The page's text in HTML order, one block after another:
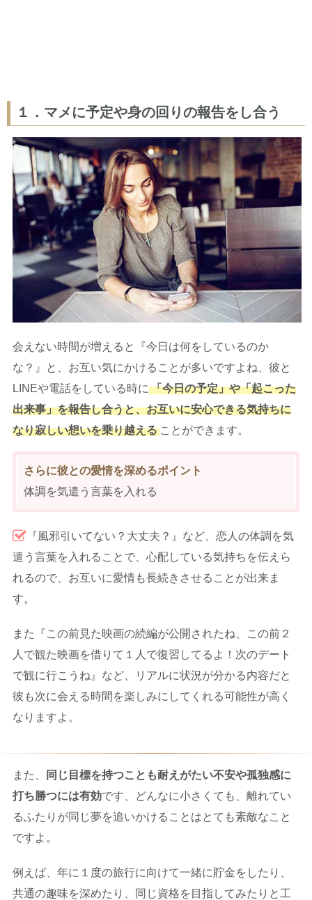
１．マメに予定や身の回りの報告をし合う
会えない時間が増えると『今日は何をしているのか
な？』と、お互い気にかけることが多いですよね、彼と
LINEや電話をしている時に 「今日の予定」や「起こった
出来事」を報告し合うと、お互いに安心できる気持ちに
なり寂しい想いを乗り越える ことができます。
さらに彼との愛情を深めるポイント
体調を気遣う言葉を入れる
『風邪引いてない？大丈夫？』など、恋人の体調を気
遣う言葉を入れることで、心配している気持ちを伝えら
れるので、お互いに愛情も長続きさせることが出来ま
す。
また『この前見た映画の続編が公開されたね、この前２
人で観た映画を借りて１人で復習してるよ！次のデート
で観に行こうね』など、リアルに状況が分かる内容だと
彼も次に会える時間を楽しみにしてくれる可能性が高く
なりますよ。
また、
同じ目標を持つことも耐えがたい不安や孤独感に
打ち勝つには有効です、どんなに小さくても、離れてい
るふたりが同じ夢を追いかけることはとても素敵なこと
ですよ。
例えば、年に１度の旅行に向けて一緒に貯金をしたり、
共通の趣味を深めたり、同じ資格を目指してみたりと工